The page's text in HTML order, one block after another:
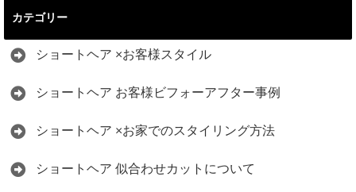
カテゴリー
ショートヘア ×お客様スタイル
ショートヘア お客様ビフォーアフター事例
ショートヘア ×お家でのスタイリング方法
ショートヘア 似合わせカットについて